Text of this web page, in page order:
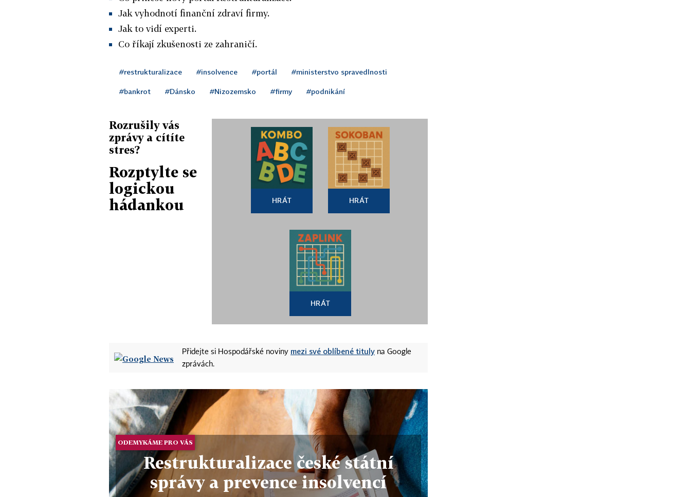
Jak vyhodnotí finanční zdraví firmy.
Jak to vidí experti.
Co říkají zkušenosti ze zahraničí.
#restrukturalizace #insolvence #portál #ministerstvo spravedlnosti
#bankrot #Dánsko #Nizozemsko #firmy #podnikání
Rozrušily vás
zprávy a cítíte
stres?
Rozptylte se
logickou
hádankou
HRÁT HRÁT
HRÁT
Přidejte si Hospodářské noviny mezi své oblíbené tituly na Google
zprávách.
ODEMYKÁME PRO VÁS
Restrukturalizace české státní
správy a prevence insolvencí